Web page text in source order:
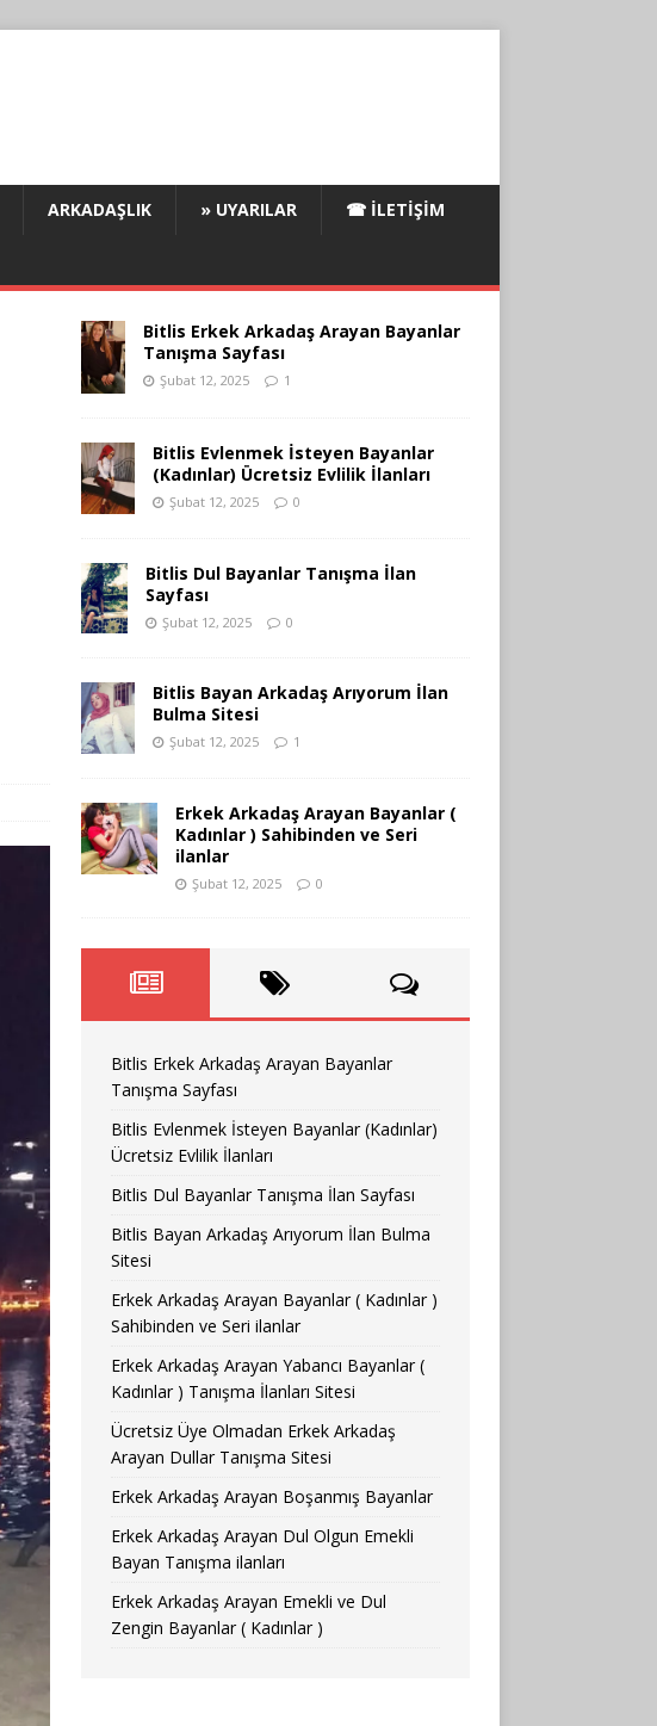
ARKADAŞLIK » UYARILAR ☎ İLETIŞIM
Bitlis Erkek Arkadaş Arayan Bayanlar
Tanışma Sayfası
Şubat 12, 2025 1
Bitlis Evlenmek İsteyen Bayanlar
(Kadınlar) Ücretsiz Evlilik İlanları
Şubat 12, 2025 0
Bitlis Dul Bayanlar Tanışma İlan
Sayfası
Şubat 12, 2025 0
Bitlis Bayan Arkadaş Arıyorum İlan
Bulma Sitesi
Şubat 12, 2025 1
Erkek Arkadaş Arayan Bayanlar (
Kadınlar ) Sahibinden ve Seri
ilanlar
Şubat 12, 2025 0
Bitlis Erkek Arkadaş Arayan Bayanlar
Tanışma Sayfası
Bitlis Evlenmek İsteyen Bayanlar (Kadınlar)
Ücretsiz Evlilik İlanları
Bitlis Dul Bayanlar Tanışma İlan Sayfası
Bitlis Bayan Arkadaş Arıyorum İlan Bulma
Sitesi
Erkek Arkadaş Arayan Bayanlar ( Kadınlar )
Sahibinden ve Seri ilanlar
Erkek Arkadaş Arayan Yabancı Bayanlar (
Kadınlar ) Tanışma İlanları Sitesi
Ücretsiz Üye Olmadan Erkek Arkadaş
Arayan Dullar Tanışma Sitesi
Erkek Arkadaş Arayan Boşanmış Bayanlar
Erkek Arkadaş Arayan Dul Olgun Emekli
Bayan Tanışma ilanları
Erkek Arkadaş Arayan Emekli ve Dul
Zengin Bayanlar ( Kadınlar )